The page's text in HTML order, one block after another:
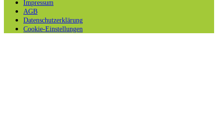
Impressum
AGB
Datenschutzerklärung
Cookie-Einstellungen